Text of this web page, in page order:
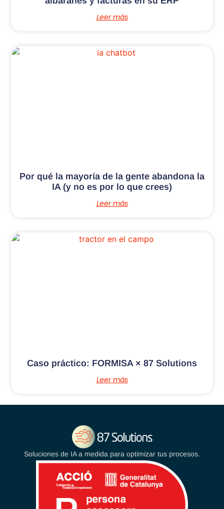
Leer más
Por qué la mayoría de la gente abandona la
IA (y no es por lo que crees)
Leer más
Caso práctico: FORMISA × 87 Solutions
Leer más
Soluciones de IA a medida para optimizar tus procesos.